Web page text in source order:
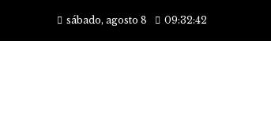
sábado, agosto 8 09:32:43